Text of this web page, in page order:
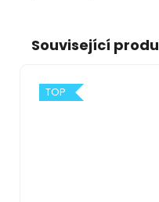
Související
TOP